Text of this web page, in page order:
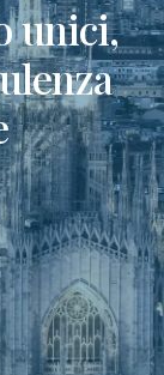
unici,